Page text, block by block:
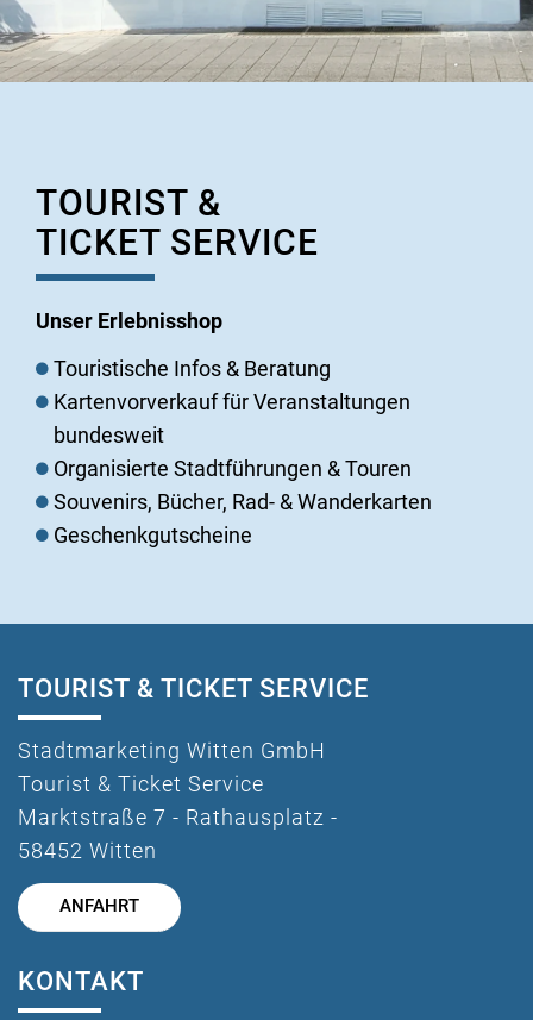
TOURIST &
TICKET SERVICE
Unser Erlebnisshop
Touristische Infos & Beratung
Kartenvorverkauf für Veranstaltungen
bundesweit
Organisierte Stadtführungen & Touren
Souvenirs, Bücher, Rad- & Wanderkarten
Geschenkgutscheine
TOURIST & TICKET SERVICE
Stadtmarketing Witten GmbH
Tourist & Ticket Service
Marktstraße 7 - Rathausplatz -
58452 Witten
ANFAHRT
KONTAKT